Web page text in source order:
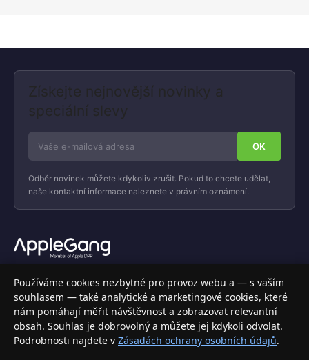
Získejte nejnovější novinky a
speciální slevy
Odběr novinek můžete kdykoliv zrušit. Pokud to chcete udělat,
naše kontaktní informace naleznete v právním oznámení.
Váš specializovaný obchod s Apple produkty, příslušenstvím a
elektronikou. Nakupujte bezpečně a s jistotou.
INFORMACE
Doprava a doručení
Používáme cookies nezbytné pro provoz webu a — s vaším
souhlasem — také analytické a marketingové cookies, které
nám pomáhají měřit návštěvnost a zobrazovat relevantní
obsah. Souhlas je dobrovolný a můžete jej kdykoli odvolat.
Podrobnosti najdete v Zásadách ochrany osobních údajů.